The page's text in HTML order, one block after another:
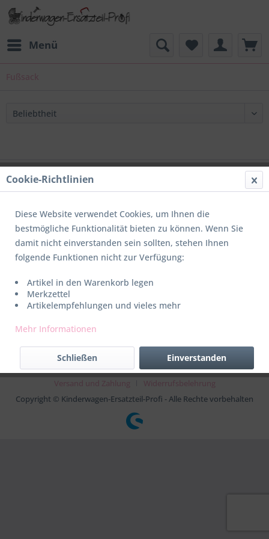
Menü
Fußsack
Support
Informationen
Newsletter
Widerruf erklären
Rückgabe
Sitemap
Über uns
Versand und Zahlung
Widerrufsbelehrung
Copyright © Kinderwagen-Ersatzteil-Profi - Alle Rechte vorbehalten
Cookie-Richtlinien
Diese Website verwendet Cookies, um Ihnen die
bestmögliche Funktionalität bieten zu können. Wenn Sie
damit nicht einverstanden sein sollten, stehen Ihnen
folgende Funktionen nicht zur Verfügung:
Artikel in den Warenkorb legen
Merkzettel
Artikelempfehlungen und vieles mehr
Mehr Informationen
Einverstanden
Schließen